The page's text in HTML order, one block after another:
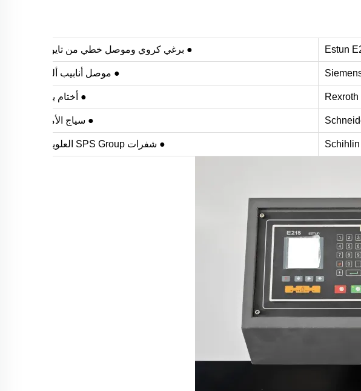
● برغي كروي وموصل خطي من تايوان HIWIN
● موصل أنابيب ألماني EMB
● أختام يابانية NOK
● سياج الأمان الخلفي
● شفرات SPS Group العلوية والسفلية